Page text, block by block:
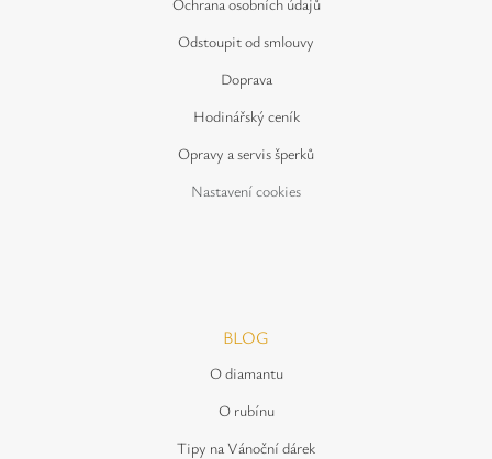
Odstoupit od smlouvy
Doprava
Hodinářský ceník
Opravy a servis šperků
Nastavení cookies
BLOG
O diamantu
O rubínu
Tipy na Vánoční dárek